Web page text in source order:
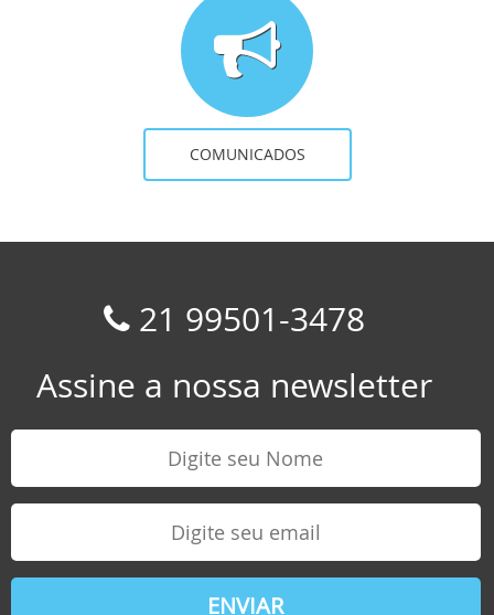
COMUNICADOS
21 99501-3478
Assine a nossa newsletter